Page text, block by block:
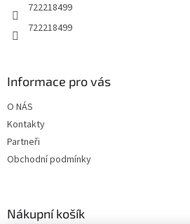
722218499
722218499
Informace pro vás
O NÁS
Kontakty
Partneři
Obchodní podmínky
Nákupní košík